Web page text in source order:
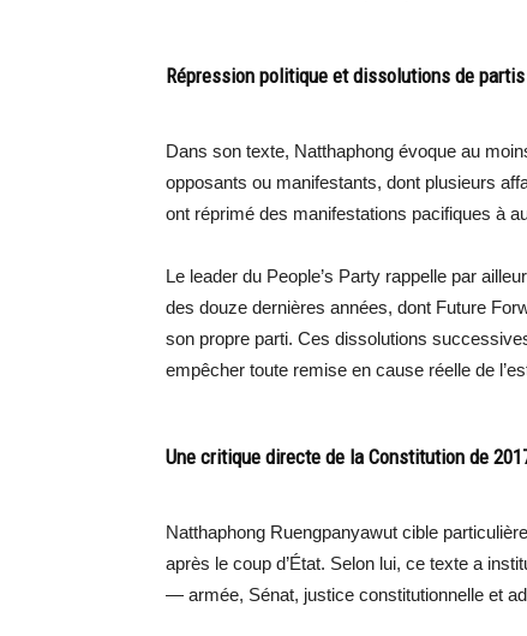
Répression politique et dissolutions de partis
Dans son texte, Natthaphong évoque au
opposants ou manifestants, dont plusieurs
ont réprimé des manifestations pacifiques à
Le leader du People’s Party rappelle par
des douze dernières années, dont Future
son propre parti. Ces dissolutions
empêcher toute remise en cause réelle de
Une critique directe de la Constitution de
Natthaphong Ruengpanyawut cible
après le coup d’État. Selon lui, ce texte a
— armée, Sénat, justice constitutionnelle et